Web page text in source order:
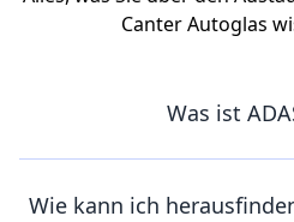
Canter Autoglas
Was ist
Wie kann ich